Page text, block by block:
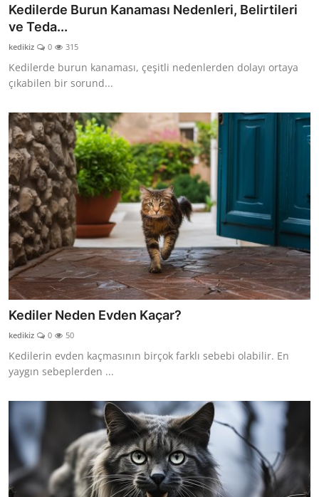
Kedilerde Burun Kanaması Nedenleri, Belirtileri
ve Teda...
kedikiz 0 315
Kedilerde burun kanaması, çeşitli nedenlerden dolayı ortaya
çıkabilen bir sorund...
Kediler Neden Evden Kaçar?
kedikiz 0 50
Kedilerin evden kaçmasının birçok farklı sebebi olabilir. En
yaygın sebeplerden ...